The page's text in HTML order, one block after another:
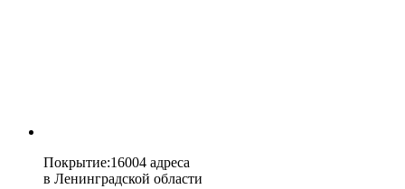
Покрытие:16004 адреса
в Ленинградской области